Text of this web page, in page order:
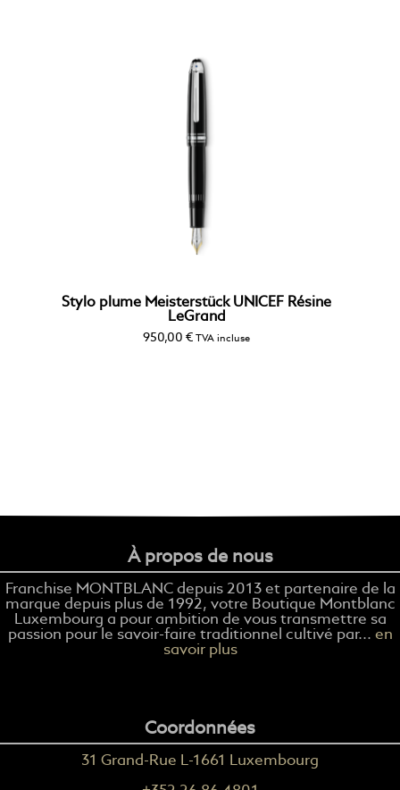
Stylo plume Meisterstück UNICEF Résine
LeGrand
950,00 € TVA incluse
À propos de nous
Franchise MONTBLANC depuis 2013 et partenaire de la
marque depuis plus de 1992, votre Boutique Montblanc
Luxembourg a pour ambition de vous transmettre sa
passion pour le savoir-faire traditionnel cultivé par... en
savoir plus
Coordonnées
31 Grand-Rue L-1661 Luxembourg